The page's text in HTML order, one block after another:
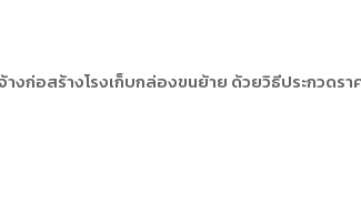
างก่อสร้างโรงเก็บกล่องขนย้าย ด้วยวิธีประกวด